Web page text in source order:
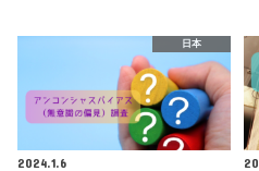
日本
2024.1.6